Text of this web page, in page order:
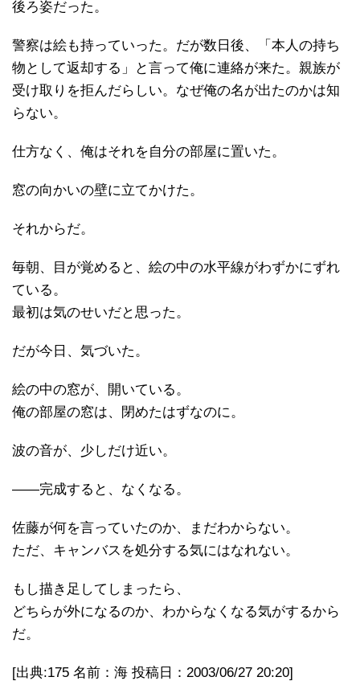
後ろ姿だった。
警察は絵も持っていった。だが数日後、「本人の持ち
物として返却する」と言って俺に連絡が来た。親族が
受け取りを拒んだらしい。なぜ俺の名が出たのかは知
らない。
仕方なく、俺はそれを自分の部屋に置いた。
窓の向かいの壁に立てかけた。
それからだ。
毎朝、目が覚めると、絵の中の水平線がわずかにずれ
ている。
最初は気のせいだと思った。
だが今日、気づいた。
絵の中の窓が、開いている。
俺の部屋の窓は、閉めたはずなのに。
波の音が、少しだけ近い。
――完成すると、なくなる。
佐藤が何を言っていたのか、まだわからない。
ただ、キャンバスを処分する気にはなれない。
もし描き足してしまったら、
どちらが外になるのか、わからなくなる気がするから
だ。
[出典:175 名前：海 投稿日：2003/06/27 20:20]